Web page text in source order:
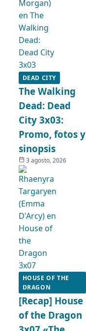
DEAD CITY
The Walking
Dead: Dead
City 3x03:
Promo, fotos y
sinopsis
3 agosto, 2026
HOUSE OF THE
DRAGON
[Recap] House
of the Dragon